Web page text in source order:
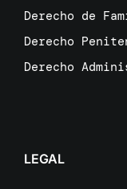
Derecho de
Derecho
Derecho
LEGAL